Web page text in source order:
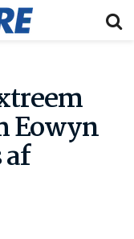
Eowyn